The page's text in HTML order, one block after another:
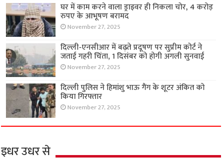
घर में काम करने वाला ड्राइवर ही निकला चोर, 4 करोड़
रुपए के आभूषण बरामद
November 27, 2025
दिल्ली-एनसीआर में बढ़ते प्रदूषण पर सुप्रीम कोर्ट ने
जताई गहरी चिंता, 1 दिसंबर को होगी अगली सुनवाई
November 27, 2025
दिल्ली पुलिस ने हिमांशु भाऊ गैंग के शूटर अंकित को
किया गिरफ्तार
November 27, 2025
इधर उधर से